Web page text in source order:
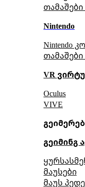
Nintendo
Nintendo
VR
Oculus
VIVE
გეიმინგ
მაუსები
მაუს